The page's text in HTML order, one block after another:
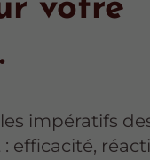
votre
impératifs
efficacité,